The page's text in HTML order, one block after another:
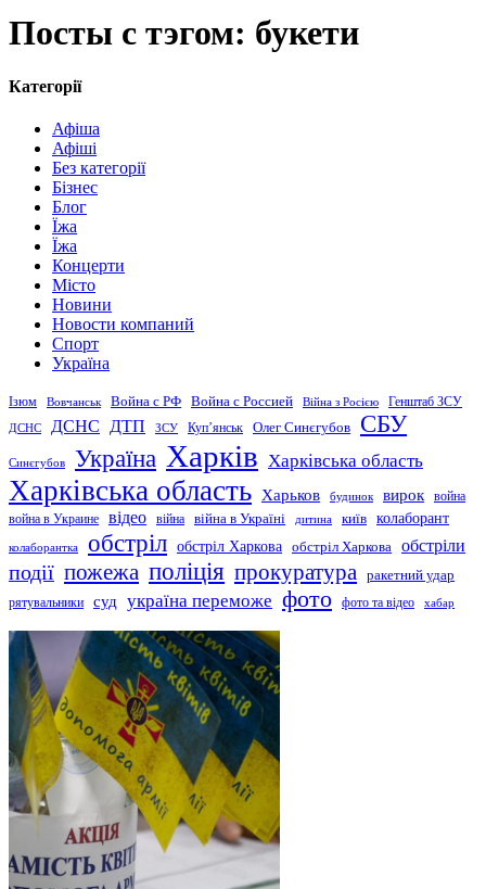
Посты с тэгом: букети
Категорії
Афіша
Афіші
Без категорії
Бізнес
Блог
Їжа
Їжа
Концерти
Місто
Новини
Новости компаний
Спорт
Україна
Ізюм Вовчанськ Война с РФ Война с Россией Війна з Росією Генштаб ЗСУ
ДСНС ДСНС ДТП ЗСУ Купʼянськ Олег Синєгубов СБУ
Синєгубов Україна Харків Харківська область
Харківська область Харьков будинок вирок война
война в Украине відео війна війна в Україні дитина київ колаборант
колаборантка обстріл обстріл Харкова обстріл Харкова обстріли
події пожежа поліція прокуратура
ракетний удар
рятувальники
суд україна переможе фото фото та відео хабар